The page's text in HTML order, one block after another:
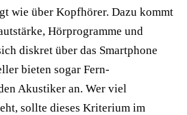
wie über Kopfhörer. Dazu kommt
Hörprogramme und
diskret über das Smartphone
bieten sogar Fern-
Akustiker an. Wer viel
sollte dieses Kriterium im